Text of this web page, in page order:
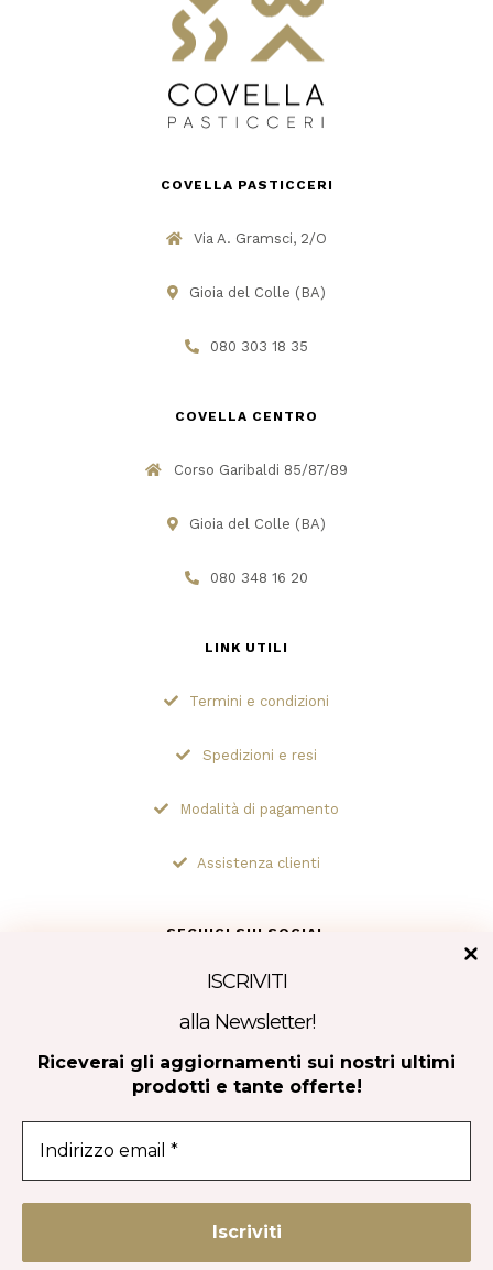
ISCRIVITI
alla Newsletter!
Riceverai gli aggiornamenti sui nostri ultimi
prodotti e tante offerte!
COVELLA PASTICCERI
Via A. Gramsci, 2/O
Gioia del Colle (BA)
080 303 18 35
COVELLA CENTRO
Corso Garibaldi 85/87/89
Gioia del Colle (BA)
080 348 16 20
LINK UTILI
Termini e condizioni
Spedizioni e resi
Modalità di pagamento
Assistenza clienti
SEGUICI SUI SOCIAL
Tripadvisor
CONTATTACI